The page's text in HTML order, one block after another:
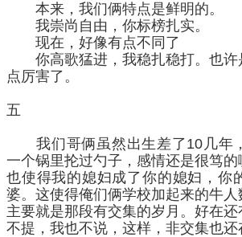
本来，我们俩特点是鲜明的。
我崇尚自由，你标榜扎实。
现在，好像有点不同了
你高歌猛进，我稳扎稳打。也许
点厉害了。
五
我们哥俩虽然出生差了10几年
一个锅里抡过勺子，感情还是很笃
也使得我的媳妇成了你的媳妇，你
婆。这使得俺们俩学校加起来的牛
主要就是那段有交集的岁月。好在
不提，我也不说，这样，非交集也